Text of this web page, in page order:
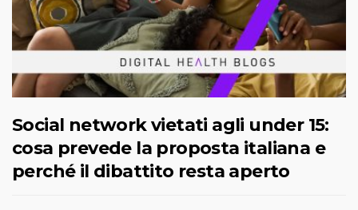
Social network vietati agli under 15:
cosa prevede la proposta italiana e
perché il dibattito resta aperto